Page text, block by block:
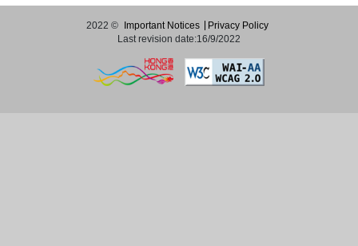
2022 © Important Notices
Privacy Policy
Last revision date:16/9/2022